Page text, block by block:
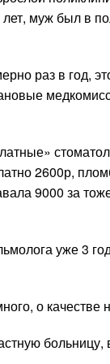
муж был в
раз в год,
2600р,
9000 за
уже 3
о качестве